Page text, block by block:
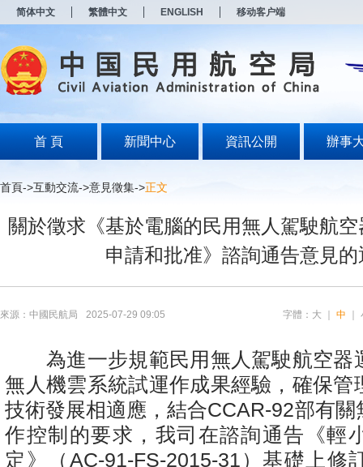
简体中文 繁體中文 ENGLISH 移动客户端
首 頁 新聞中心 資訊公開 辦事
首頁->互動交流->意見徵集->正文
關於徵求《基於電腦的民用無人駕駛航
申請和批准》諮詢通告意見的
來源：中國民航局 2025-07-29 09:05 字體： 大 中
為進一步規範民用無人駕駛航空器
無人機雲系統試運作成果經驗，確保管
技術發展相適應，結合CCAR-92部有關
作控制的要求，我司在諮詢通告《輕
定》（AC-91-FS-2015-31）基礎上修
打
开
无
障
说
按
Alt
波
浪
盲